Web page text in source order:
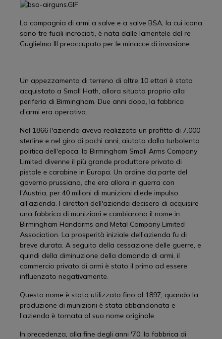
La compagnia di armi a salve e a salve BSA, la cui icona
sono tre fucili incrociati, è nata dalle lamentele del re
Guglielmo III preoccupato per le minacce di invasione.
Un appezzamento di terreno di oltre 10 ettari è stato
acquistato a Small Hath, allora situato proprio alla
periferia di Birmingham. Due anni dopo, la fabbrica
d'armi era operativa.
Nel 1866 l'azienda aveva realizzato un profitto di 7.000
sterline e nel giro di pochi anni, aiutata dalla turbolenta
politica dell'epoca, la Birmingham Small Arms Company
Limited divenne il più grande produttore privato di
pistole e carabine in Europa. Un ordine da parte del
governo prussiano, che era allora in guerra con
l'Austria, per 40 milioni di munizioni diede impulso
all'azienda. I direttori dell'azienda decisero di acquisire
una fabbrica di munizioni e cambiarono il nome in
Birmingham Handarms and Metal Company Limited
Association. La prosperità iniziale dell'azienda fu di
breve durata. A seguito della cessazione delle guerre, e
quindi della diminuzione della domanda di armi, il
commercio privato di armi è stato il primo ad essere
influenzato negativamente.
Questo nome è stato utilizzato fino al 1897, quando la
produzione di munizioni è stata abbandonata e
l'azienda è tornata al suo nome originale.
In precedenza, alla fine degli anni '70, la fabbrica di